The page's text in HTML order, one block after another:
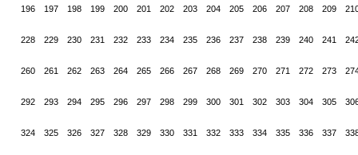
196 197 198 199 200 201 202 203 204 205 206 207 208 209
228 229 230 231 232 233 234 235 236 237 238 239 240 241
260 261 262 263 264 265 266 267 268 269 270 271 272 273
292 293 294 295 296 297 298 299 300 301 302 303 304 305
324 325 326 327 328 329 330 331 332 333 334 335 336 337